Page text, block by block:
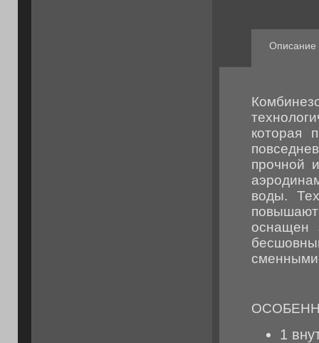
Описание
которая
прочной
воды.
повышают
оснащен
1